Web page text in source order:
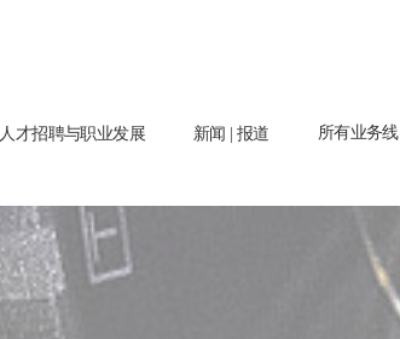
人才招聘与职业发展 新闻 | 报道 所有业务线